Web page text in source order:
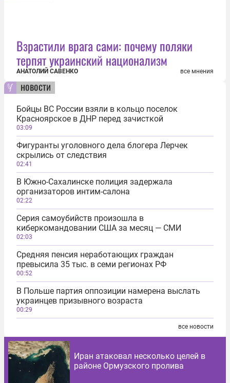
Взрастили врага сами: почему поляки
терпят украинский национализм
АНАТОЛИЙ САВЕНКО все мнения
новости
Бойцы ВС России взяли в кольцо поселок
Красноярское в ДНР перед зачисткой
03:09
Фигуранты уголовного дела блогера Лерчек
скрылись от следствия
02:41
В Южно-Сахалинске полиция задержала
организаторов интим-салона
02:22
Серия самоубийств произошла в
киберкомандовании США за месяц — СМИ
02:03
Средняя пенсия неработающих граждан
превысила 35 тыс. в семи регионах РФ
00:52
В Польше партия оппозиции намерена выслать
украинцев призывного возраста
00:29
все новости
Иран атаковал несколько целей в
районе Ормузского пролива